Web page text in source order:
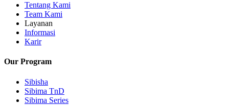
Tentang Kami
Team Kami
Layanan
Informasi
Karir
Our Program
Sibisha
Sibima TnD
Sibima Series